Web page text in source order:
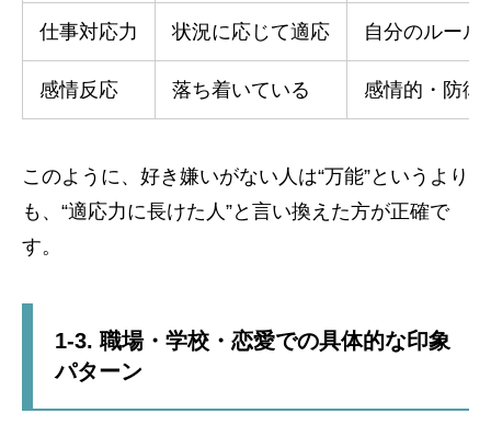
仕事対応力 状況に応じて適応 自分のルール
感情反応 落ち着いている 感情的・防衛
このように、好き嫌いがない人は“万能”というより
も、“適応力に長けた人”と言い換えた方が正確で
す。
1-3. 職場・学校・恋愛での具体的な印象
パターン